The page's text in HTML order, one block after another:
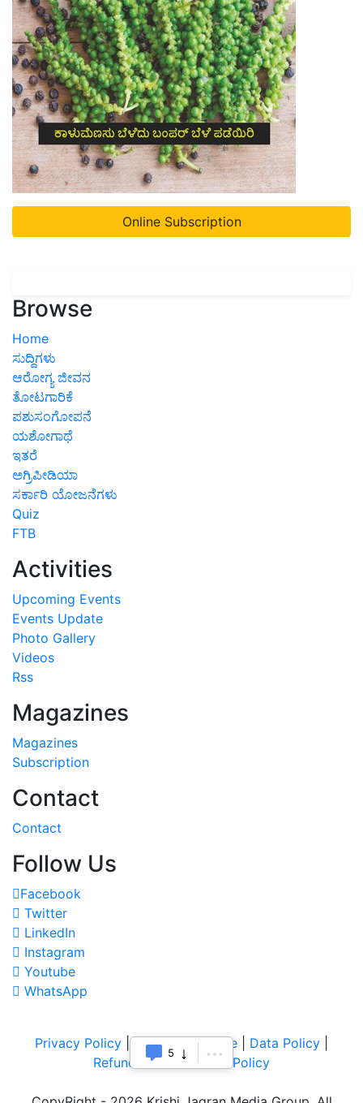
Online Subscription
Browse
Home
ಸುದ್ದಿಗಳು
ಆರೋಗ್ಯ ಜೀವನ
ತೋಟಗಾರಿಕೆ
ಪಶುಸಂಗೋಪನೆ
ಯಶೋಗಾಥೆ
ಇತರೆ
ಅಗ್ರಿಪೀಡಿಯಾ
ಸರ್ಕಾರಿ ಯೋಜನೆಗಳು
Quiz
FTB
Activities
Upcoming Events
Events Update
Photo Gallery
Videos
Rss
Magazines
Magazines
Subscription
Contact
Contact
Follow Us
Facebook
Twitter
LinkedIn
Instagram
Youtube
WhatsApp
Privacy Policy |Terms of Service Data Policy
Refund & Cancellation Policy
5